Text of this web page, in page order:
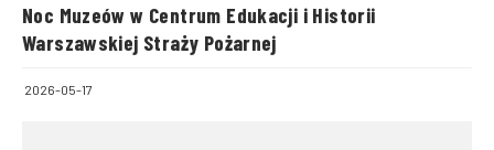
Noc Muzeów w Centrum Edukacji i Historii
Warszawskiej Straży Pożarnej
2026-05-17